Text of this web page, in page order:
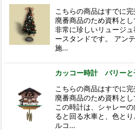
こちらの商品はすでに
廃番商品のため資料とし
非常に珍しいリュージ
ースタンドです。 アン
施…
カッコー時計 バリーと
こちらの商品はすでに
廃番商品のため資料とし
この時計は、シャレー
ると回る水車と、色と
ルコ…